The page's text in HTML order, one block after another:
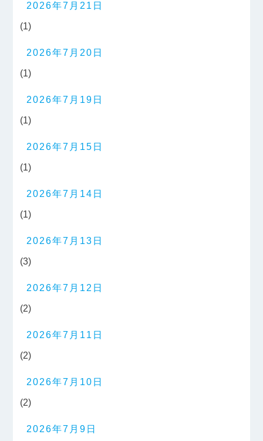
2026年7月21日
(1)
2026年7月20日
(1)
2026年7月19日
(1)
2026年7月15日
(1)
2026年7月14日
(1)
2026年7月13日
(3)
2026年7月12日
(2)
2026年7月11日
(2)
2026年7月10日
(2)
2026年7月9日